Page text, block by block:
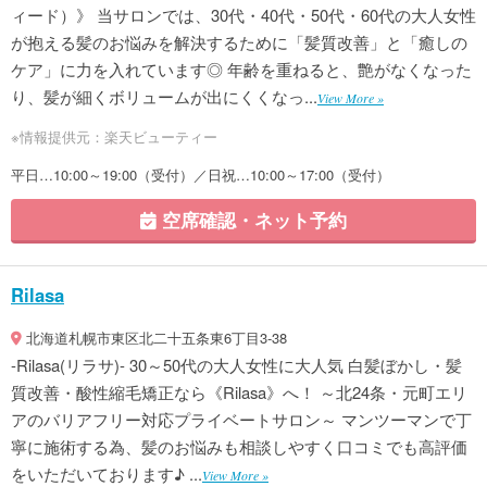
ィード）》 当サロンでは、30代・40代・50代・60代の大人女性
が抱える髪のお悩みを解決するために「髪質改善」と「癒しの
ケア」に力を入れています◎ 年齢を重ねると、艶がなくなった
り、髪が細くボリュームが出にくくなっ...View More »
※情報提供元：楽天ビューティー
平日…10:00～19:00（受付）／日祝…10:00～17:00（受付）
空席確認・ネット予約
Rilasa
北海道札幌市東区北二十五条東6丁目3-38
-Rilasa(リラサ)- 30～50代の大人女性に大人気 白髪ぼかし・髪
質改善・酸性縮毛矯正なら《Rilasa》へ！ ～北24条・元町エリ
アのバリアフリー対応プライベートサロン～ マンツーマンで丁
寧に施術する為、髪のお悩みも相談しやすく口コミでも高評価
をいただいております♪ ...View More »